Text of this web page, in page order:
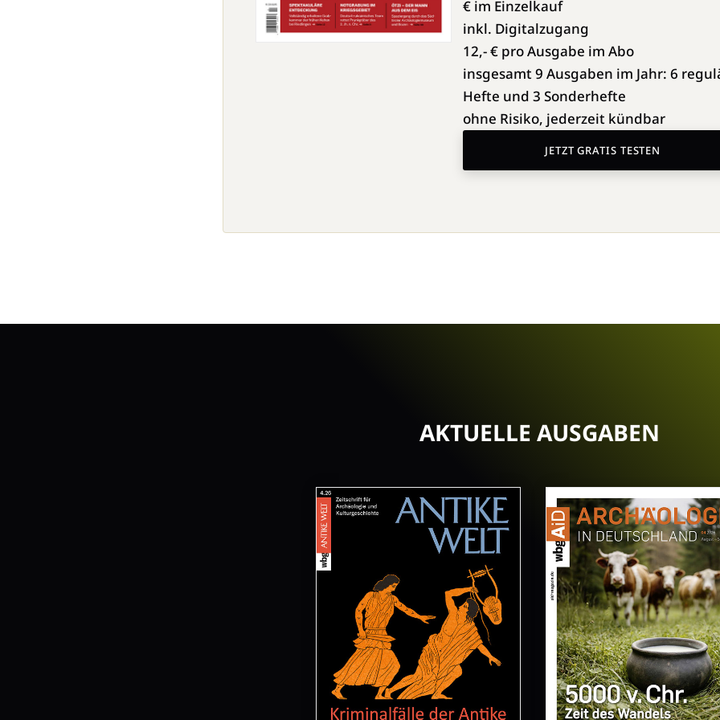
€ im Einzelkauf
inkl. Digitalzugang
12,- € pro Ausgabe im Abo
insgesamt 9 Ausgaben im Jahr: 6
Hefte und 3 Sonderhefte
ohne Risiko, jederzeit kündbar
JETZT GRATIS TESTEN
ÜBERSCHRIFT
AKTUELLE AUSGABEN